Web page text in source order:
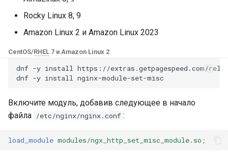
и
а
$device_model
$is_ai_crawler
$is_bot
checkups
consul-event
consul
cookie
cPanel EA4 NGINX Модули -
Превратите ea-nginx в
производительности и
безопасности
QUIC - RPM-пакеты для
RHEL и CentOS
Angie Web Server -
Rocky Linux 8, 9
Amazon Linux 2 и Amazon Linux 2023
CentOS/RHEL 7 и Amazon Linux 2
dnf -y install
https://extras.getpagespeed.com/
dnf -y install
Включите модуль, добавив следующее в начало
файла /etc/nginx/nginx.conf :
load_module modules/ngx_http_set_misc_module.so ;